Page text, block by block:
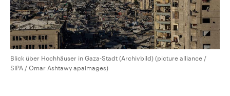
Blick über Hochhäuser in Gaza-Stadt (Archivbild) (picture alliance /
SIPA / Omar Ashtawy apaimages)